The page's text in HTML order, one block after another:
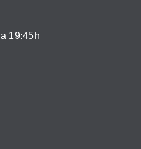
19:45h